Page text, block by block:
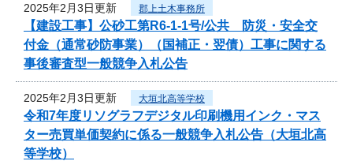
2025年2月3日更新 郡上土木事務所
【建設工事】公砂工第R6-1-1号/公共 防災・安全交
付金（通常砂防事業）（国補正・翌債）工事に関する
事後審査型一般競争入札公告
2025年2月3日更新 大垣北高等学校
令和7年度リソグラフデジタル印刷機用インク・マス
ター売買単価契約に係る一般競争入札公告（大垣北高
等学校）